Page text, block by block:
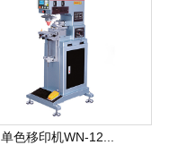
单色移印机WN-12...